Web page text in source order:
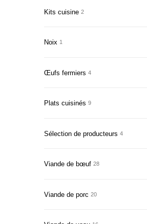
Kits cuisine 2
Noix 1
Œufs fermiers 4
Plats cuisinés 9
Sélection de producteurs 4
Viande de bœuf 28
Viande de porc 20